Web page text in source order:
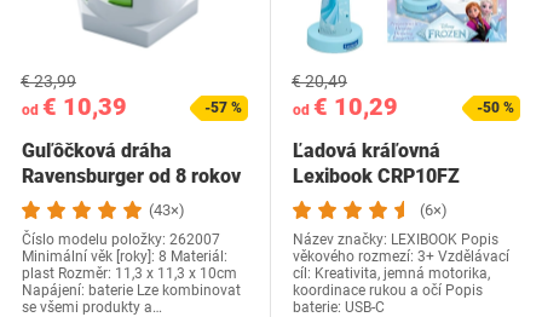
od € 10,39
€ 23,99
-57 %
Guľôčková dráha
Ravensburger od 8 rokov
(43×)
Číslo modelu položky: ‎262007
Minimální věk [roky]: 8 Materiál:
plast Rozměr: 11,3 x 11,3 x 10cm
Napájení: baterie Lze kombinovat
se všemi produkty a…
od € 10,29
€ 20,49
-50 %
Ľadová kráľovná
Lexibook CRP10FZ
(6×)
Název značky: LEXIBOOK Popis
věkového rozmezí: 3+ Vzdělávací
cíl: Kreativita, jemná motorika,
koordinace rukou a očí Popis
baterie: USB-C